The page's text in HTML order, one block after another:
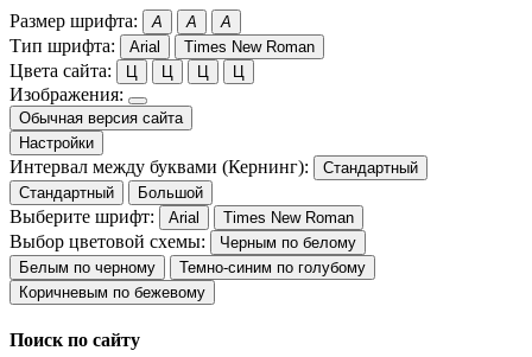
Размер шрифта: A A A
Тип шрифта: Arial Times New Roman
Цвета сайта: Ц Ц Ц Ц
Изображения:
Обычная версия сайта
Настройки
Интервал между буквами (Кернинг):
Стандартный
Стандартный
Большой
Выберите шрифт: Arial Times New Roman
Выбор цветовой схемы:
Черным по белому
Белым по черному
Темно-синим по голубому
Коричневым по бежевому
Поиск по сайту